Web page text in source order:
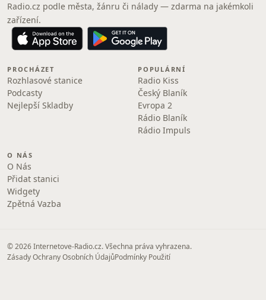
Radio.cz podle města, žánru či nálady — zdarma na jakémkoli
zařízení.
PROCHÁZET
Rozhlasové stanice
Podcasty
Nejlepší Skladby
POPULÁRNÍ
Radio Kiss
Český Blaník
Evropa 2
Rádio Blaník
Rádio Impuls
O NÁS
O Nás
Přidat stanici
Widgety
Zpětná Vazba
© 2026 Internetove-Radio.cz. Všechna práva vyhrazena.
Zásady Ochrany Osobních ÚdajůPodmínky Použití